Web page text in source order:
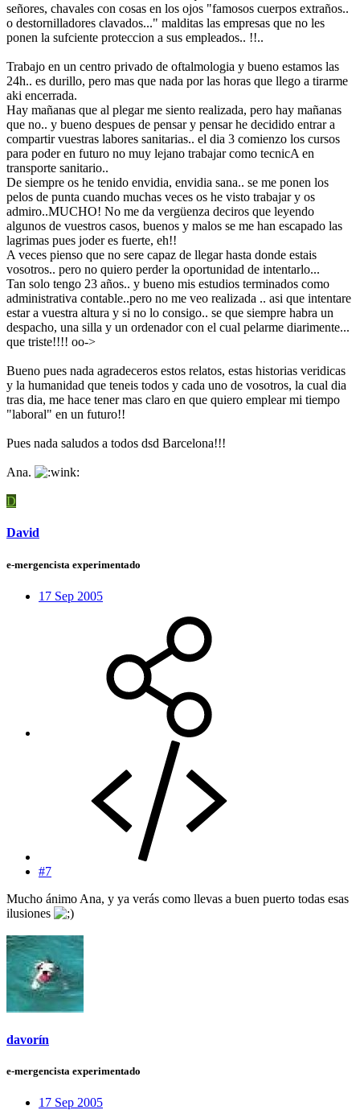
señores, chavales con cosas en los ojos "famosos cuerpos extraños..
o destornilladores clavados..." malditas las empresas que no les
ponen la sufciente proteccion a sus empleados.. !!..
Trabajo en un centro privado de oftalmologia y bueno estamos las
24h.. es durillo, pero mas que nada por las horas que llego a tirarme
aki encerrada.
Hay mañanas que al plegar me siento realizada, pero hay mañanas
que no.. y bueno despues de pensar y pensar he decidido entrar a
compartir vuestras labores sanitarias.. el dia 3 comienzo los cursos
para poder en futuro no muy lejano trabajar como tecnicA en
transporte sanitario..
De siempre os he tenido envidia, envidia sana.. se me ponen los
pelos de punta cuando muchas veces os he visto trabajar y os
admiro..MUCHO! No me da vergüenza deciros que leyendo
algunos de vuestros casos, buenos y malos se me han escapado las
lagrimas pues joder es fuerte, eh!!
A veces pienso que no sere capaz de llegar hasta donde estais
vosotros.. pero no quiero perder la oportunidad de intentarlo...
Tan solo tengo 23 años.. y bueno mis estudios terminados como
administrativa contable..pero no me veo realizada .. asi que intentare
estar a vuestra altura y si no lo consigo.. se que siempre habra un
despacho, una silla y un ordenador con el cual pelarme diarimente...
que triste!!!! oo->
Bueno pues nada agradeceros estos relatos, estas historias veridicas
y la humanidad que teneis todos y cada uno de vosotros, la cual dia
tras dia, me hace tener mas claro en que quiero emplear mi tiempo
"laboral" en un futuro!!
Pues nada saludos a todos dsd Barcelona!!!
Ana.
D
David
e-mergencista experimentado
17 Sep 2005
#7
Mucho ánimo Ana, y ya verás como llevas a buen puerto todas esas
ilusiones
davorín
e-mergencista experimentado
17 Sep 2005